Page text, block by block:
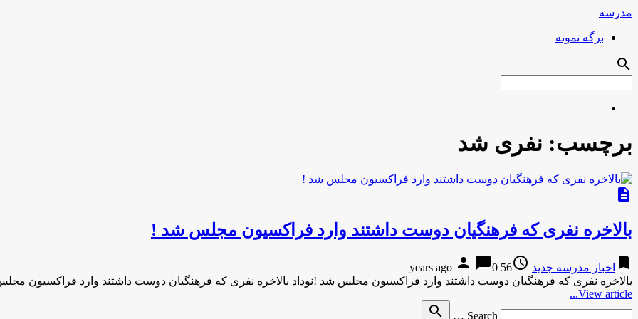
مدرسه
برگه نمونه
search
برچسب: نفری شد
description
بالاخره نفری که فرهنگیان دوست داشتند وارد فراکسیون مجلس شد !
bookmark اخبار مدرسه جدید access_time
56 years ago
person chat_bubble0
بالاخره نفری که فرهنگیان دوست داشتند وارد فراکسیون مجلس شد !نوداد بالاخره نفری که فرهنگیان دوست داشتند وارد فراکسیون
View article...
Search …
search